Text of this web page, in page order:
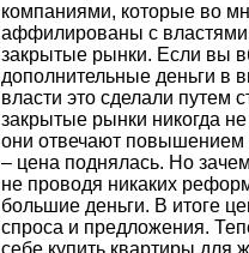
компаниями, которые во
аффилированы с
закрытые рынки. Если вы
дополнительные деньги в
власти это сделали путем
закрытые рынки никогда
они отвечают повышением
– цена поднялась. Но
не проводя никаких
большие деньги. В итоге
спроса и предложения.